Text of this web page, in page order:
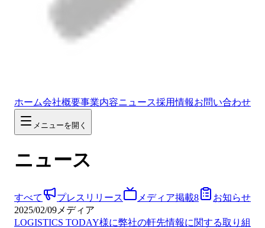
ホーム会社概要事業内容ニュース採用情報お問い合わせ
メニューを開く
ニュース
すべて プレスリリース メディア掲載8
お知らせ
2025/02/09 メディア
LOGISTICS TODAY様に弊社の軒先情報に関する取り組